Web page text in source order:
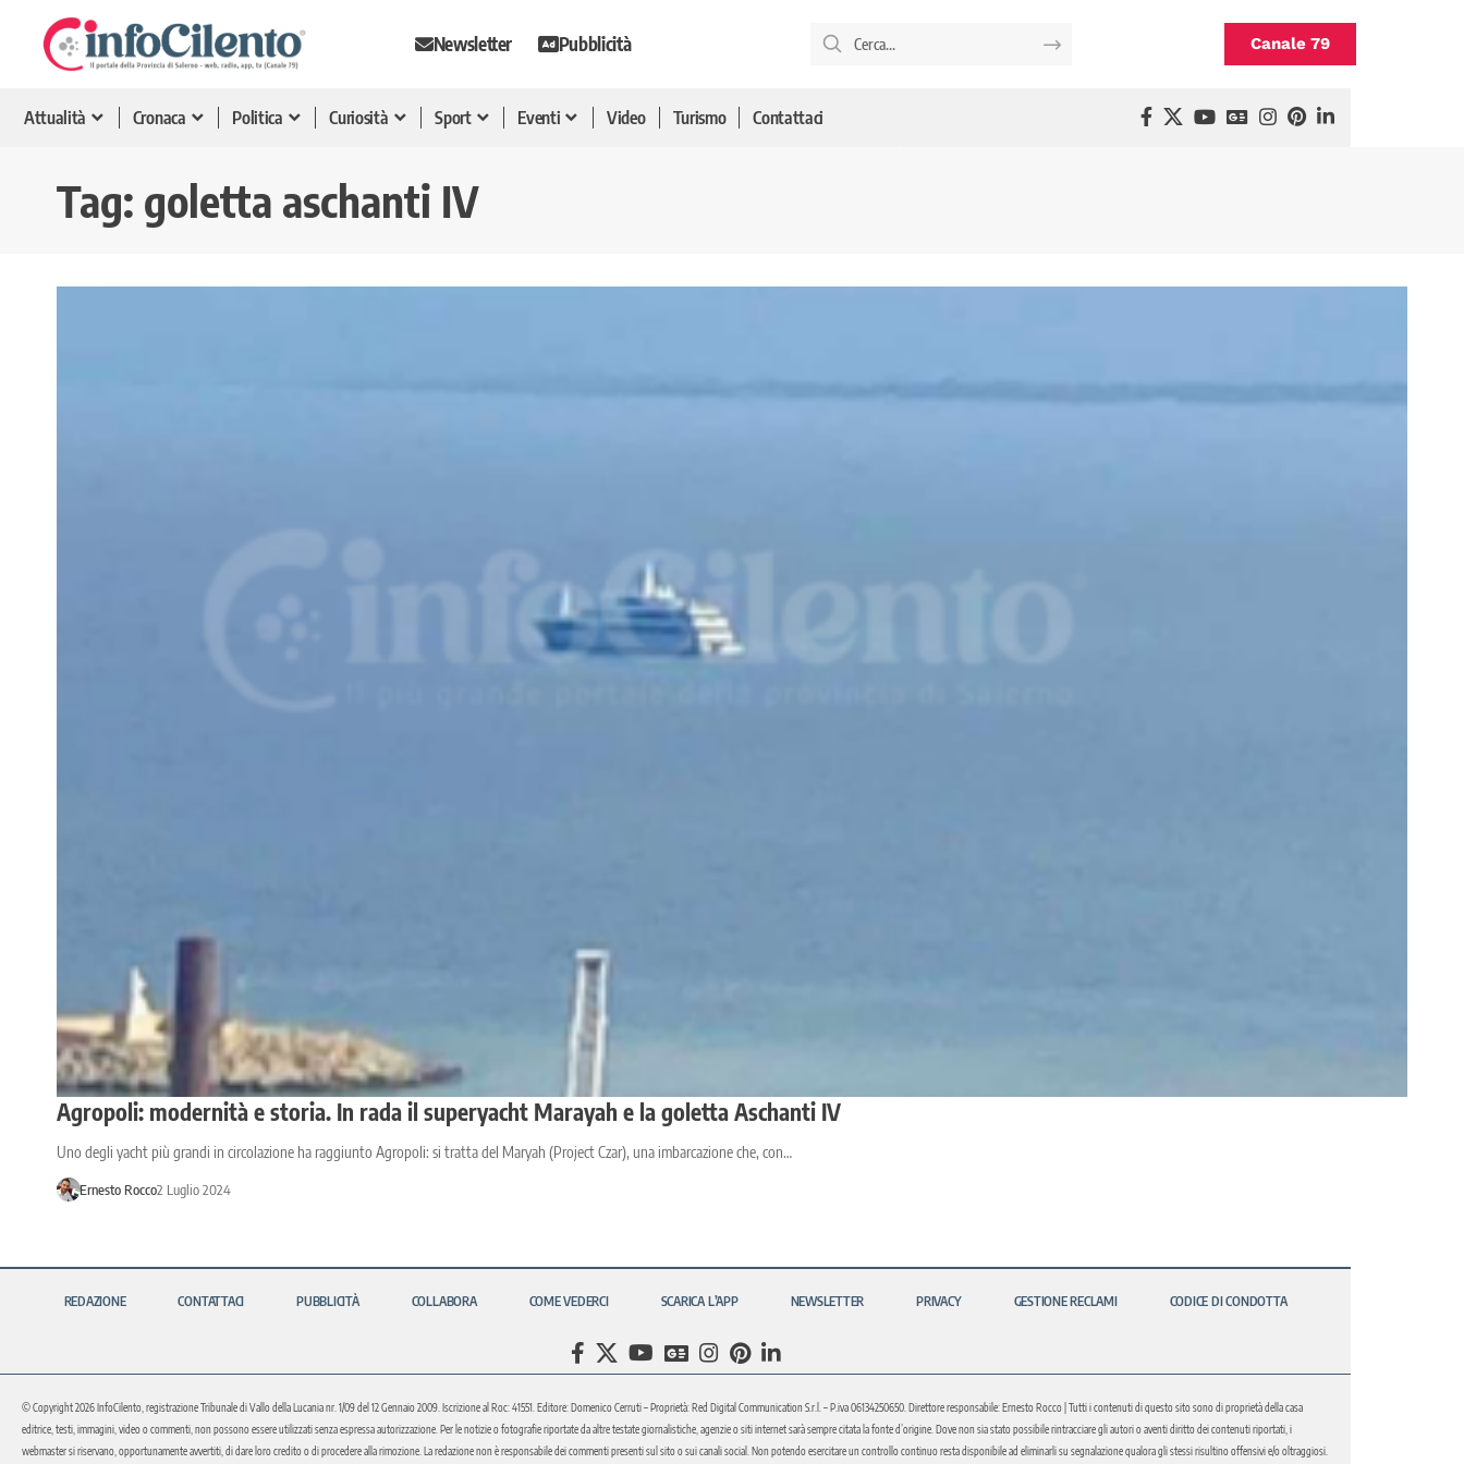
Newsletter Pubblicità Canale 79
Attualità Cronaca Politica Curiosità Sport Eventi Video Turismo Contattaci
Tag: goletta aschanti IV
Agropoli: modernità e storia. In rada il superyacht Marayah e la goletta Aschanti IV
Uno degli yacht più grandi in circolazione ha raggiunto Agropoli: si tratta del Maryah (Project Czar), una imbarcazione che, con…
Ernesto Rocco2 Luglio 2024
REDAZIONE CONTATTACI PUBBLICITÀ COLLABORA COME VEDERCI SCARICA L’APP NEWSLETTER PRIVACY GESTIONE RECLAMI CODICE DI CONDOTTA
© Copyright 2026 InfoCilento, registrazione Tribunale di Vallo della Lucania nr. 1/09 del 12 Gennaio 2009. Iscrizione al Roc: 41551. Editore: Domenico Cerruti – Proprietà: Red Digital Communication S.r.l. – P.iva 06134250650. Direttore responsabile: Ernesto Rocco | Tutti i contenuti di questo sito sono di proprietà della casa
editrice, testi, immagini, video o commenti, non possono essere utilizzati senza espressa autorizzazione. Per le notizie o fotografie riportate da altre testate giornalistiche, agenzie o siti internet sarà sempre citata la fonte d’origine. Dove non sia stato possibile rintracciare gli autori o aventi diritto dei contenuti riportati, i
webmaster si riservano, opportunamente avvertiti, di dare loro credito o di procedere alla rimozione. La redazione non è responsabile dei commenti presenti sul sito o sui canali social. Non potendo esercitare un controllo continuo resta disponibile ad eliminarli su segnalazione qualora gli stessi risultino offensivi e/o oltraggiosi.